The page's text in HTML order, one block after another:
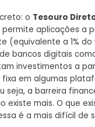
o Tesouro
aplicações a
(equivalente a 1% do
de bancos digitais
investimentos a
fixa em algumas
seja, a barreira
existe mais. O que
é a mais difícil de